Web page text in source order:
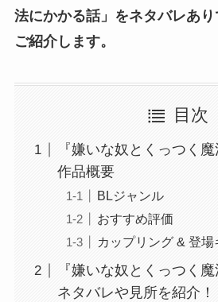
法にかかる話」をネタバレあ
ご紹介します。
目次
『嫌いな奴とくっつく魔
作品概要
BLジャンル
おすすめ評価
カップリング & 登
『嫌いな奴とくっつく魔
ネタバレや見所を紹介！